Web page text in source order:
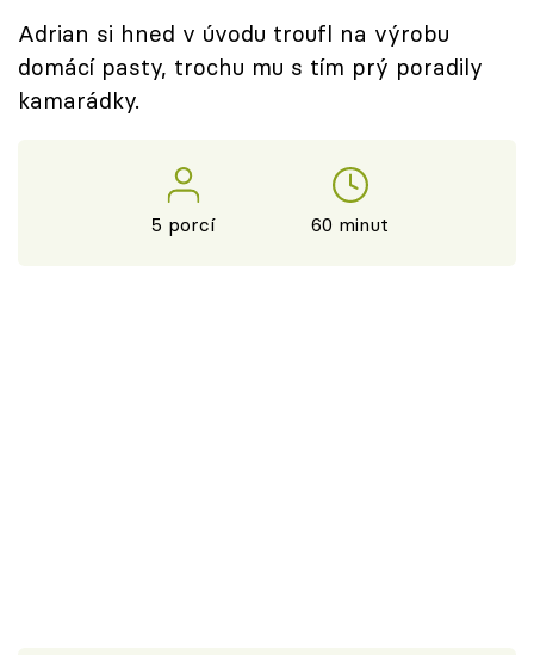
Sledujte prima+
Přihlášení
Adrian si hned v úvodu troufl na výrobu
domácí pasty, trochu mu s tím prý poradily
kamarádky.
5 porcí 60 minut